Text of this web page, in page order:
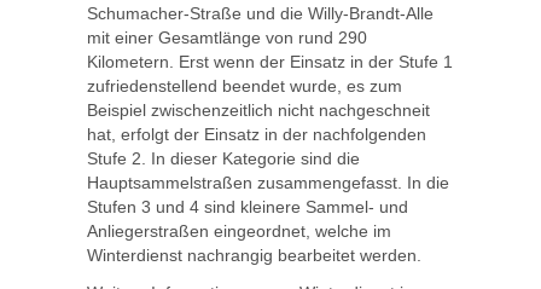
Schumacher-Straße und die Willy-Brandt-Alle
mit einer Gesamtlänge von rund 290
Kilometern. Erst wenn der Einsatz in der Stufe 1
zufriedenstellend beendet wurde, es zum
Beispiel zwischenzeitlich nicht nachgeschneit
hat, erfolgt der Einsatz in der nachfolgenden
Stufe 2. In dieser Kategorie sind die
Hauptsammelstraßen zusammengefasst. In die
Stufen 3 und 4 sind kleinere Sammel- und
Anliegerstraßen eingeordnet, welche im
Winterdienst nachrangig bearbeitet werden.